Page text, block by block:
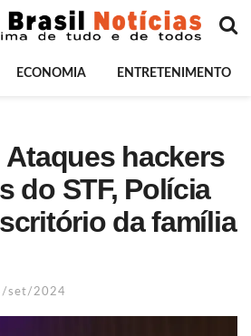
ECONOMIA ENTRETENIMENTO
Ataques hackers
do STF, Polícia
da família
set/2024